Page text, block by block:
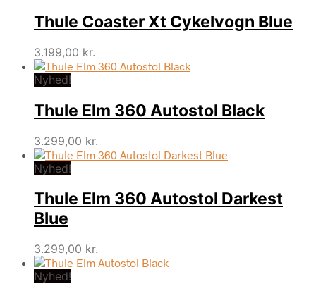
Thule Coaster Xt Cykelvogn Blue
3.199,00 kr.
Nyhed!
Thule Elm 360 Autostol Black
3.299,00 kr.
Nyhed!
Thule Elm 360 Autostol Darkest
Blue
3.299,00 kr.
Nyhed!